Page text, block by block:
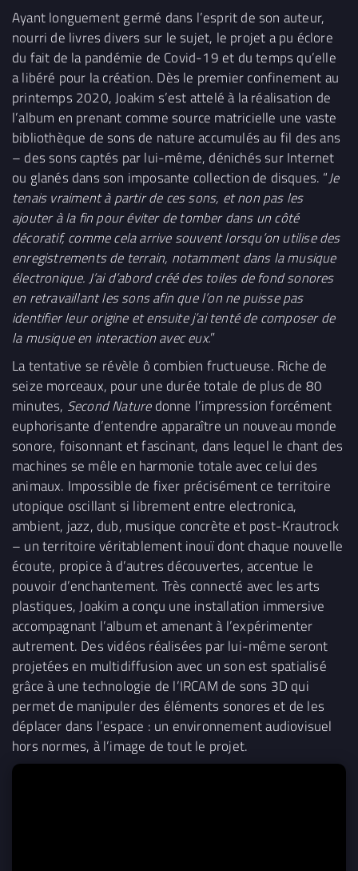
Ayant longuement germé dans l’esprit de son auteur,
nourri de livres divers sur le sujet, le projet a pu éclore
du fait de la pandémie de Covid-19 et du temps qu’elle
a libéré pour la création. Dès le premier confinement au
printemps 2020, Joakim s’est attelé à la réalisation de
l’album en prenant comme source matricielle une vaste
bibliothèque de sons de nature accumulés au fil des ans
– des sons captés par lui-même, dénichés sur Internet
ou glanés dans son imposante collection de disques. “Je
tenais vraiment à partir de ces sons, et non pas les
ajouter à la fin pour éviter de tomber dans un côté
décoratif, comme cela arrive souvent lorsqu’on utilise des
enregistrements de terrain, notamment dans la musique
électronique. J’ai d’abord créé des toiles de fond sonores
en retravaillant les sons afin que l’on ne puisse pas
identifier leur origine et ensuite j’ai tenté de composer de
la musique en interaction avec eux.”
La tentative se révèle ô combien fructueuse. Riche de
seize morceaux, pour une durée totale de plus de 80
minutes, Second Naturedonne l’impression forcément
euphorisante d’entendre apparaître un nouveau monde
sonore, foisonnant et fascinant, dans lequel le chant des
machines se mêle en harmonie totale avec celui des
animaux. Impossible de fixer précisément ce territoire
utopique oscillant si librement entre electronica,
ambient, jazz, dub, musique concrète et post-Krautrock
– un territoire véritablement inouï dont chaque nouvelle
écoute, propice à d’autres découvertes, accentue le
pouvoir d’enchantement. Très connecté avec les arts
plastiques, Joakim a conçu une installation immersive
accompagnant l’album et amenant à l’expérimenter
autrement. Des vidéos réalisées par lui-même seront
projetées en multidiffusion avec un son est spatialisé
grâce à une technologie de l’IRCAM de sons 3D qui
permet de manipuler des éléments sonores et de les
déplacer dans l’espace : un environnement audiovisuel
hors normes, à l’image de tout le projet.